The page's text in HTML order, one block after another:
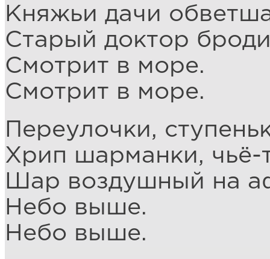
Княжьи дачи
Старый доктор
Смотрит в море.
Смотрит в море.
Переулочки,
Хрип шарманки, чьё-
Шар воздушный на
Небо выше.
Небо выше.